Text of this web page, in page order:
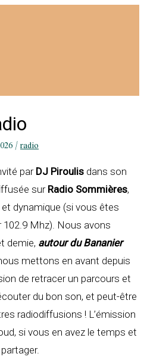
/radio
par DJ Piroulis dans son
sur Radio Sommières,
dynamique (si vous êtes
102.9 Mhz). Nous avons
demie, autour du Bananier
mettons en avant depuis
de retracer un parcours et
du bon son, et peut-être
radiodiffusions ! L’émission
si vous en avez le temps et